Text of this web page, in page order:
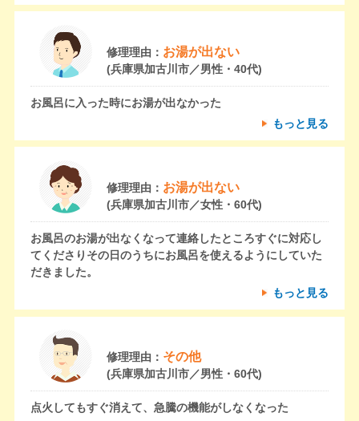
修理理由： お湯が出ない
(兵庫県加古川市／男性・40代)
お風呂に入った時にお湯が出なかった
もっと見る
修理理由： お湯が出ない
(兵庫県加古川市／女性・60代)
お風呂のお湯が出なくなって連絡したところすぐに対応し
てくださりその日のうちにお風呂を使えるようにしていた
だきました。
もっと見る
修理理由： その他
(兵庫県加古川市／男性・60代)
点火してもすぐ消えて、急騰の機能がしなくなった